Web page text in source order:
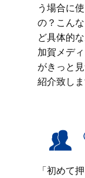
う場合に
の？こん
ど具体的
加賀メデ
がきっと
紹介致しま
「初めて